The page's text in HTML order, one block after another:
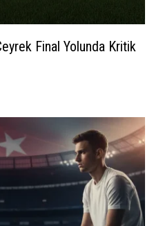
Final Yolunda Kritik